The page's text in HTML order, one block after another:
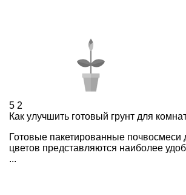
5 2
Как улучшить готовый грунт для
Готовые пакетированные почвосмеси
цветов представляются наиболее
...